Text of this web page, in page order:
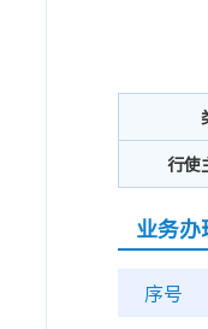
行使
业务办
序号